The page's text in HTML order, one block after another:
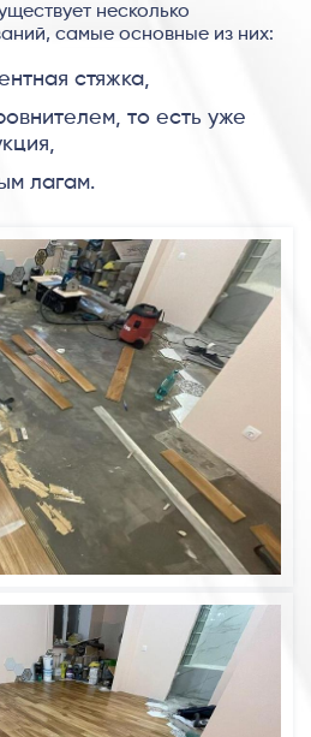
несколько
самые основные из них:
стяжка,
то есть уже
лагам.